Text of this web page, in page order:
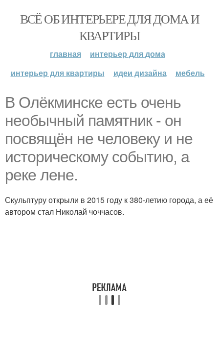
ВСЁ ОБ ИНТЕРЬЕРЕ ДЛЯ ДОМА И
КВАРТИРЫ
главная
интерьер для дома
интерьер для квартиры
идеи дизайна мебель
В Олёкминске есть очень
необычный памятник - он
посвящён не человеку и не
историческому событию, а
реке лене.
Скульптуру открыли в 2015 году к 380-летию города, а её
автором стал Николай чоччасов.